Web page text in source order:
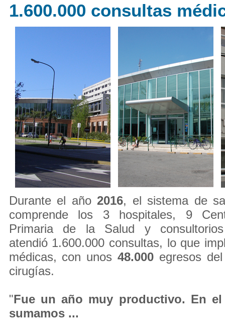
1.600.000 consultas
Durante el año2016, el sistema de
comprende los 3 hospitales, 9
Primaria de la Salud y consultorios
atendió 1.600.000 consultas, lo que
médicas, con unos48.000 egresos
cirugías.
"Fue un año muy productivo. En
sumamos ...